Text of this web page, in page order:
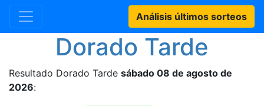
Análisis últimos sorteos
Dorado Tarde
Resultado Dorado Tarde sábado 08 de agosto de
2026: